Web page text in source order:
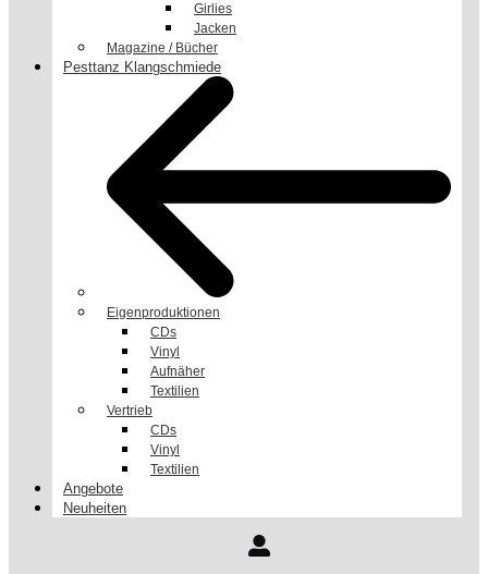
Girlies
Jacken
Magazine / Bücher
Pesttanz Klangschmiede
Eigenproduktionen
CDs
Vinyl
Aufnäher
Textilien
Vertrieb
CDs
Vinyl
Textilien
Angebote
Neuheiten